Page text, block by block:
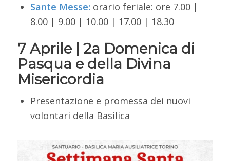
Sante Messe: orario feriale: ore 7.00 |
8.00 | 9.00 | 10.00 | 17.00 | 18.30
7 Aprile | 2a Domenica di
Pasqua e della Divina
Misericordia
Presentazione e promessa dei nuovi
volontari della Basilica